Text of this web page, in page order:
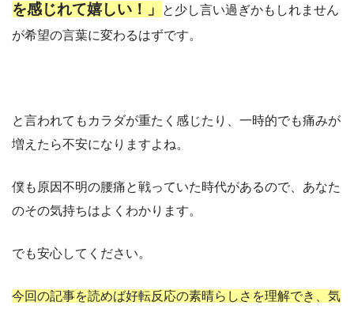
を感じれて嬉しい！」
と少し言い過ぎかもしれません
が希望の言葉に変わるはずです。
と言われてもカラダが重たく感じたり、一時的でも痛みが
増えたら不安になりますよね。
僕も原因不明の腰痛と戦っていた時代があるので、あなた
のその気持ちはよくわかります。
でも安心してください。
今回の記事を読めば好転反応の素晴らしさを理解でき、気